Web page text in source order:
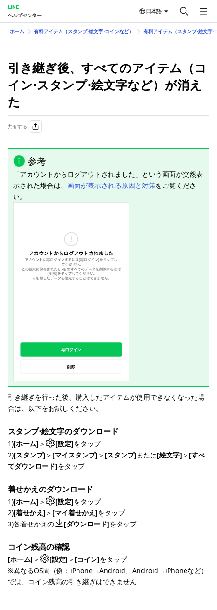
LINE
ヘルプセンター
日本語
ホーム 有料アイテム（スタンプ⋅絵文字⋅コインなど） 有料アイテム（スタンプ⋅絵文字⋅
引き継ぎ後、すべてのアイテム（コ
イン⋅スタンプ⋅絵文字など）が消え
た
共有する
参考
「アカウントからログアウトされました」という画面が突然表
示された場合は、 画面が表示される原因と対策をご覧くださ
い。
引き継ぎを行った後、購入したアイテムが使用できなくなった場
合は、以下をお試しください。
スタンプ⋅絵文字のダウンロード
1)[ホーム] ＞ [設定]をタップ
2)[スタンプ] ＞ [マイスタンプ] ＞ [スタンプ]または[絵文字] ＞ [すべ
てダウンロード]をタップ
着せかえのダウンロード
1)[ホーム] ＞ [設定]をタップ
2)[着せかえ] ＞ [マイ着せかえ]をタップ
3)各着せかえの
[ダウンロード]をタップ
コイン残高の確認
[ホーム] ＞ [設定] ＞ [コイン]をタップ
※異なるOS間（例：iPhone→Android、Android→iPhoneなど）
では、コイン残高の引き継ぎはできません